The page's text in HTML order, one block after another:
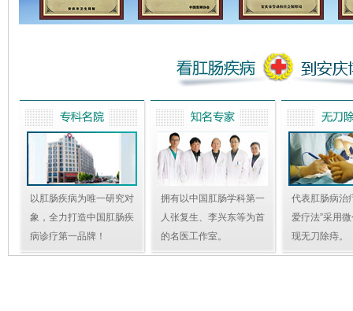
以肛肠疾病为唯一研究对
象，全力打造中国肛肠疾
病诊疗第一品牌！
拥有以中国肛肠学科第一
人张复生、李兴东等为首
的名医工作室。
代表肛肠病治
爱疗法”采用
现无刀除痔。